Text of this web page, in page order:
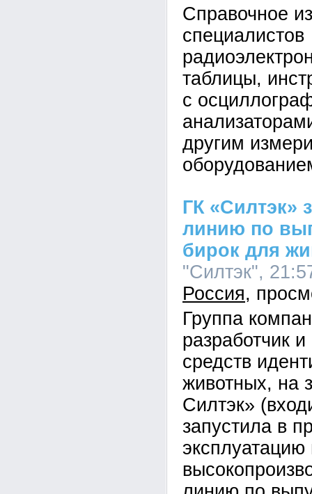
Справочное
специалистов
таблицы,
с
другим
ГК «Силтэк»
линию по
бирок для
"Силтэк",
Россия
Группа
разработчик
средств
животных, на
Силтэк»
запустила в